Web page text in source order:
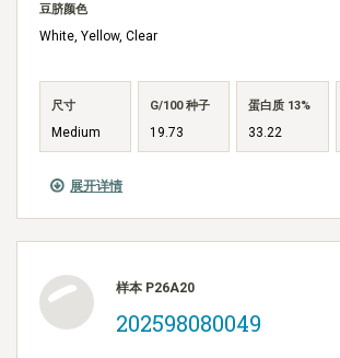
展开详情
豆脐颜色
White, Yellow, Clear
尺寸
Medium
G/100 种子
19.73
蛋白质 13%
33.22
样本 P26A20
202598080049